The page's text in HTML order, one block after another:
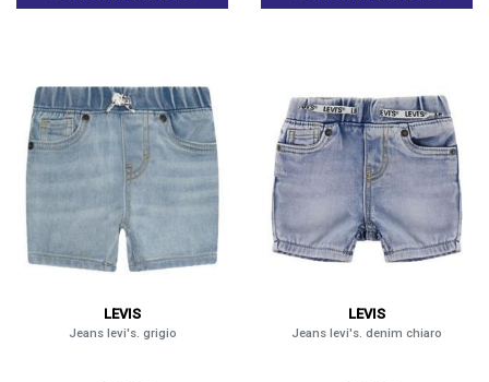
LEVIS
Jeans levi's. grigio
LEVIS
Jeans levi's. denim chiaro